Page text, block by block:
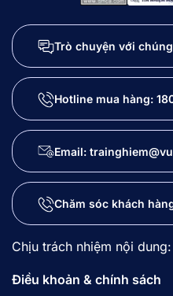
Trò chuyện với
Hotline mua hàng:
Email:
Chăm sóc khách
Chịu trách nhiệm nội
Điều khoản & chính sách